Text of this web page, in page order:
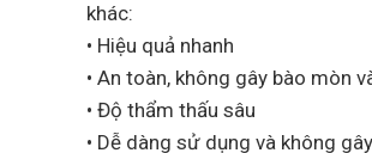
khác:
• Hiệu quả nhanh
• An toàn, không gây bào mòn
• Độ thẩm thấu sâu
• Dễ dàng sử dụng và không